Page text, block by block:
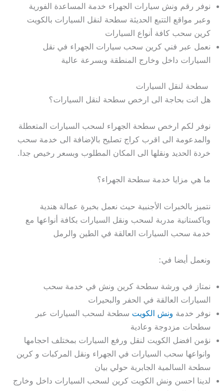
نوفر رقم ونش سيارات الجهراء خدمة المساعدة الفورية
وعبر مواقع التتبع الحديثة سطحة لنقل السيارات بالكويت
كرين سحب كافة أنواع السيارات
نعمل عبر فني كرين سحب سيارات الجهراء في نقل
السيارات داخل وخارج المنطقة وبسرعة عالية
سطحة لنقل السيارات
هل انت بحاجة الى ارخص سطحة لنقل السيارات؟
نوفر لكم ارخص سطحة الجهراء لسحب السيارات المتعطلة
والمدعومة الى اقرب كراج تصليح بالإضافة الى خدمة سحب
خردة الحديد ونقلها الى المكان المطلوب وبسعر رخيص جدا.
ما هي مزايا خدمة سطحة الجهراء؟
نتميز بالخبرات الأجنبية حيث نعمل بخبرة عمالة هندية
وباكستانية مدربة لسحب ونقل السيارات بكافة أنواعها مع
خدمة سحب السيارات العالقة في الطين والرمل
ونعمل أيضا في:
نمتاز في ورشة سطحة كرين ونش في خدمة سحب
السيارات العالقة في الحفر والبحيرات
نوفر خدمة ونش الكويت سطحة لسحب السيارات عبر
سطحات مزدوجة وعادية
نؤمن افضل الكويت لنقل ورفع السيارات بمختلف احجامها
وانواعها سحب السيارات في الجهراء ونقل المركبات و كرين
سطحة السالمية الجابرية حولي بيان
لدينا احسن ونش الكويت كرين لسحب السيارات داخل وخارج